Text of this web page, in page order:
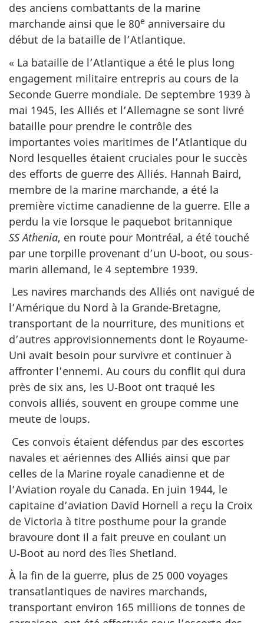
des anciens combattants de la marine
marchande ainsi que le 80e anniversaire du
début de la bataille de l’Atlantique.
« La bataille de l’Atlantique a été le plus long
engagement militaire entrepris au cours de la
Seconde Guerre mondiale. De septembre 1939 à
mai 1945, les Alliés et l’Allemagne se sont livré
bataille pour prendre le contrôle des
importantes voies maritimes de l’Atlantique du
Nord lesquelles étaient cruciales pour le succès
des efforts de guerre des Alliés. Hannah Baird,
membre de la marine marchande, a été la
première victime canadienne de la guerre. Elle a
perdu la vie lorsque le paquebot britannique
SS Athenia, en route pour Montréal, a été touché
par une torpille provenant d’un U‑boot, ou sous-
marin allemand, le 4 septembre 1939.
Les navires marchands des Alliés ont navigué de
l’Amérique du Nord à la Grande-Bretagne,
transportant de la nourriture, des munitions et
d’autres approvisionnements dont le Royaume-
Uni avait besoin pour survivre et continuer à
affronter l’ennemi. Au cours du conflit qui dura
près de six ans, les U‑Boot ont traqué les
convois alliés, souvent en groupe comme une
meute de loups.
Ces convois étaient défendus par des escortes
navales et aériennes des Alliés ainsi que par
celles de la Marine royale canadienne et de
l’Aviation royale du Canada. En juin 1944, le
capitaine d’aviation David Hornell a reçu la Croix
de Victoria à titre posthume pour la grande
bravoure dont il a fait preuve en coulant un
U‑Boot au nord des îles Shetland.
À la fin de la guerre, plus de 25 000 voyages
transatlantiques de navires marchands,
transportant environ 165 millions de tonnes de